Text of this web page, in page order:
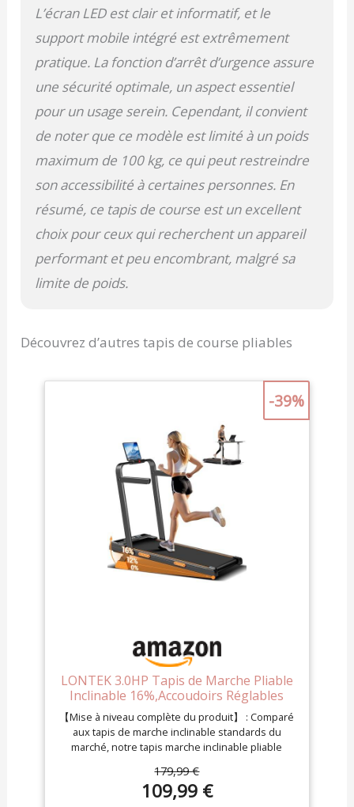
L’écran LED est clair et informatif, et le
support mobile intégré est extrêmement
pratique. La fonction d’arrêt d’urgence assure
une sécurité optimale, un aspect essentiel
pour un usage serein. Cependant, il convient
de noter que ce modèle est limité à un poids
maximum de 100 kg, ce qui peut restreindre
son accessibilité à certaines personnes. En
résumé, ce tapis de course est un excellent
choix pour ceux qui recherchent un appareil
performant et peu encombrant, malgré sa
limite de poids.
Découvrez d’autres tapis de course pliables
LONTEK 3.0HP Tapis de Marche Pliable
Inclinable 16%,Accoudoirs Réglables
【Mise à niveau complète du produit】 : Comparé
aux tapis de marche inclinable standards du
marché, notre tapis marche inclinable pliable
3 niveaux (max 16%), un moteur sans balais de 3.0
CV (vitesse max 10 km/h), un plateau (2 couches)
179,99 €
109,99 €
-39%